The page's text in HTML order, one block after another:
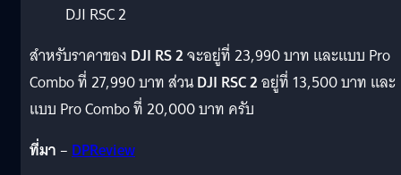
DJI RSC 2
สำหรับราคาของ DJI RS 2จะอยู่ที่ 23,990 บาท และแบบ Pro
Combo ที่ 27,990 บาท ส่วนDJI RSC 2อยู่ที่ 13,500 บาท และ
แบบ Pro Combo ที่ 20,000 บาท ครับ
ที่มา –DPReview